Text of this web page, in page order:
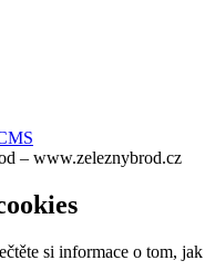
– www.zeleznybrod.cz
si informace o tom,